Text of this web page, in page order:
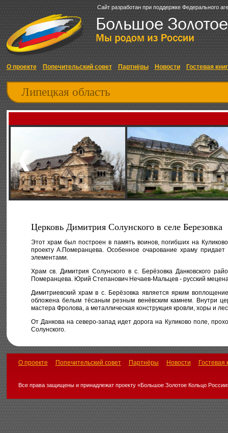
Сайт разработан при поддержке Федерального
О проекте Попечительский совет Партнёры Новости Гостевая
Липецкая область
Церковь Димитрия Солунского в селе Березовка
Этот храм был построен в память воинов, погибших на
проекту А.Померанцева. Особенное очарование храму
элементами.
Храм св. Димитрия Солунского в с. Берёзовка Данковского
Померанцева. Юрий Степанович Нечаев-Мальцев - русский
Димитриевский храм в с. Берёзовка является ярким
обложена белым тёсаным резным венёвским камнем. Внутри
мастера Фролова, а металлическая конструкция кровли, хоры и
От Данкова на северо-запад идет дорога на Куликово поле,
Солунского.
О проекте Попечительский совет Партнёры Новости Гостевая
Все права защищены и принадлежат проекту «Большое Золотое Кольцо